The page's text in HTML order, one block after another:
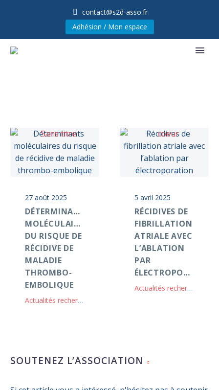
contact@s2d-asso.fr
Adhésion / Mon espace
27 août 2025
DÉTERMINANTS
MOLÉCULAIRES
DU RISQUE DE
RÉCIDIVE DE
MALADIE
THROMBO-
EMBOLIQUE
Actualités recherche clinique
5 avril 2025
RÉCIDIVES DE
FIBRILLATION
ATRIALE AVEC
L’ABLATION
PAR
ÉLECTROPORATION
Actualités recherche clinique
SOUTENEZ L’ASSOCIATION